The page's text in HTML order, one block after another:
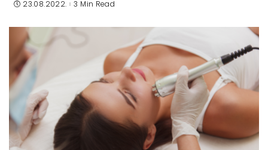
23.08.2022. 3 Min Read